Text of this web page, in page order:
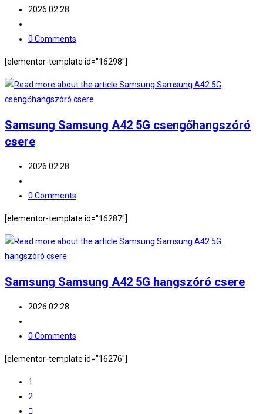
2026.02.28.
0 Comments
[elementor-template id="16298"]
Samsung Samsung A42 5G csengőhangszóró
csere
2026.02.28.
0 Comments
[elementor-template id="16287"]
Samsung Samsung A42 5G hangszóró csere
2026.02.28.
0 Comments
[elementor-template id="16276"]
1
2